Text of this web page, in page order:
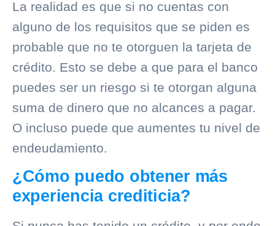
La realidad es que si no cuentas con
alguno de los requisitos que se piden es
probable que no te otorguen la tarjeta de
crédito. Esto se debe a que para el banco
puedes ser un riesgo si te otorgan alguna
suma de dinero que no alcances a pagar.
O incluso puede que aumentes tu nivel de
endeudamiento.
¿Cómo puedo obtener más
experiencia crediticia?